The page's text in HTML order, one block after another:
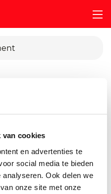
van cookies
en advertenties te
social media te bieden
Ook delen we
onze site met onze